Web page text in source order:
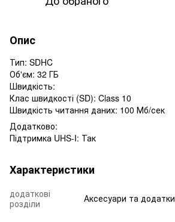
Опис
Тип: SDHC
Об'єм: 32 ГБ
Швидкість:
Клас швидкості (SD): Class 10
Швидкість читання даних: 100 Мб/сек
Додатково:
Підтримка UHS-I: Так
Характеристики
додаткові
розділи
Аксесуари та додатки